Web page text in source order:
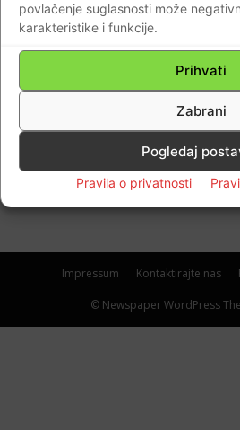
povlačenje suglasnosti može
karakteristike i funkcije.
Prihvati
Zabrani
Pogledaj
Pravila o privatnosti
AKTUALNO
EKSKLUZIVNI
im računi za vrijeđanje
Spremni“! Ognjenu
Milanoviću i Petri Maretić
račun za svoje autorsko
dom spremni!…,
Braniteljski portal - 26.01.2021
Impressum Kontaktirajte nas
© Newspaper WordPress